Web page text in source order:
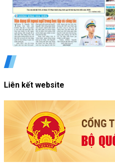
Liên kết website